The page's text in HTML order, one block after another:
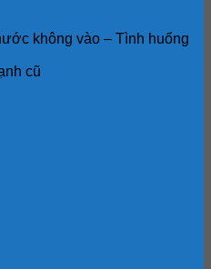
không vào – Tình huống
cũ